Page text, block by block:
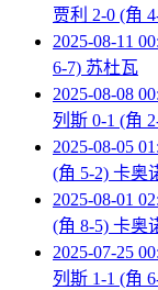
贾利 2-0 (角
2025-08-11
6-7) 苏杜瓦
2025-08-08
列斯 0-1 (角
2025-08-05
(角 5-2) 卡奥
2025-08-01
(角 8-5) 卡奥
2025-07-25
列斯 1-1 (角